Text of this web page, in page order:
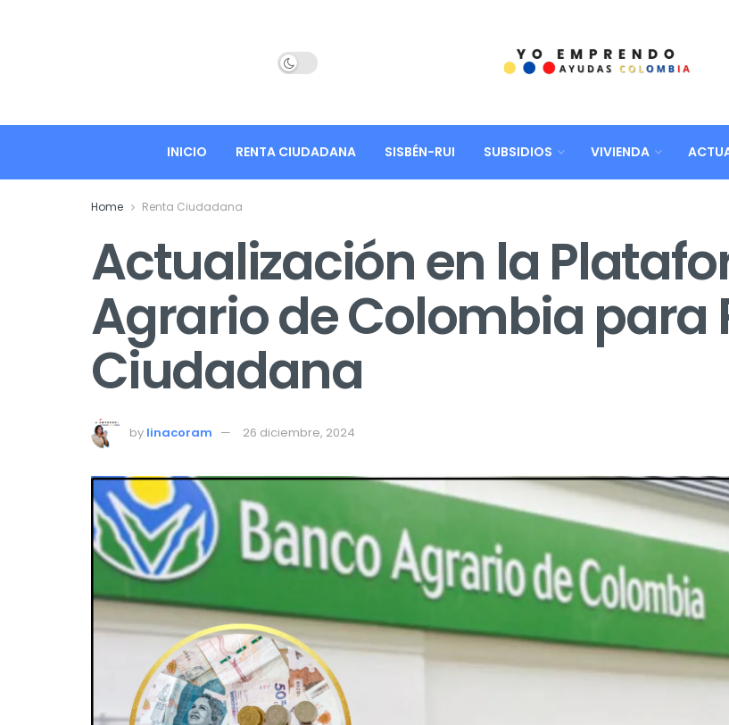
INICIO RENTA CIUDADANA SISBÉN-RUI SUBSIDIOS VIVIENDA
Home Renta Ciudadana
Actualización en la
Agrario de Colombia para
Ciudadana
by linacoram 26 diciembre, 2024